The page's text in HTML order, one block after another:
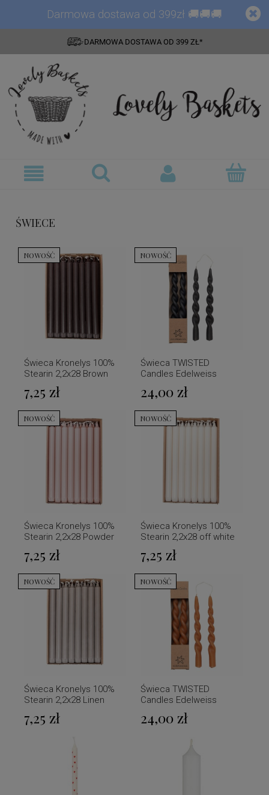
Darmowa dostawa od 399zł 🚚🚚🚚
DARMOWA DOSTAWA OD 399 ZŁ*
ŚWIECE
Świeca Kronelys 100%
Stearin 2,2x28 Brown
Edelweiss
7,25 zł
NOWOŚĆ
Świeca TWISTED
Candles Edelweiss
2,2x24 Black 2 szt
24,00 zł
NOWOŚĆ
Świeca Kronelys 100%
Stearin 2,2x28 Powder
Pink Edelweiss
7,25 zł
NOWOŚĆ
Świeca Kronelys 100%
Stearin 2,2x28 off white
Edelweiss
7,25 zł
NOWOŚĆ
Świeca Kronelys 100%
Stearin 2,2x28 Linen
Edelweiss
7,25 zł
NOWOŚĆ
Świeca TWISTED
Candles Edelweiss
2,2x24 Ginger 2 szt
24,00 zł
NOWOŚĆ